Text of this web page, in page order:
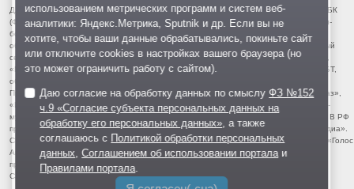
Для читателей: В России признаны экстремистскими и запрещены организации ФБК
(Фонд борьбы с коррупцией, признан иноагентом), Штабы Навального, «Национал-
большевистская партия», «Свидетели Иеговы», «Армия воли народа», «Русский
общенациональный союз», «Движение против нелегальной иммиграции», «Правый
сектор», УНА-УНСО, УПА, «Тризуб им. Степана Бандеры», «Мизантропик дивижн»,
«Меджлис крымскотатарского народа», движение «Артподготовка», движение ЛГБТ,
общероссийская политическая партия «Воля», АУЕ, батальоны «Азов» и «Айдар».
Признаны террористическими и запрещены: «Движение Талибан», «Имарат Кавказ»,
«Исламское государство» (ИГ, ИГИЛ), Джебхад-ан-Нусра, «АУМ Синрике», «Братья-
мусульмане», «Аль-Каида в странах исламского Магриба», «Сеть», «Колумбайн». В РФ
признана нежелательной деятельность «Открытой России», издания «Проект Медиа».
СМИ-иноагентами признаны: телеканал «Дождь», «Медуза», «Важные истории», «Голос
Америки», радио «Свобода», The Insider, «Медиазона», ОВД-инфо. Иноагентами
признаны общество/центр «Мемориал», «Аналитический Центр Юрия Левады»,
Сахаровский центр. Instagram и Facebook (Metа) запрещены в РФ за экстремизм.
использованием метрических программ и систем веб-
аналитики: Яндекс.Метрика, Sputnik и др. Если вы не
хотите, чтобы ваши данные обрабатывались, покиньте сайт
или отключите cookies в настройках вашего браузера (но
это может ограничить работу с сайтом).
Даю согласие на обработку данных по смыслуФЗ №152
ч.9 «Согласие субъекта персональных данных на
обработку его персональных данных», а также
соглашаюсь с Политикой обработки персональных
данных ,Соглашением об использовании портала и
Правилами портала